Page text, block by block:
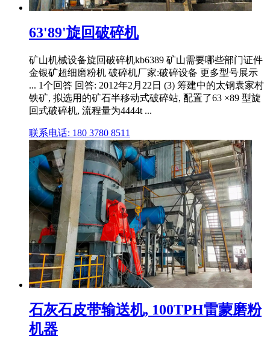
63'89'旋回破碎机
矿山机械设备旋回破碎机kb6389 矿山需要哪些部门证件
金银矿超细磨粉机 破碎机厂家:破碎设备 更多型号展示
... 1个回答 回答: 2012年2月22日 (3) 筹建中的太钢袁家村
铁矿, 拟选用的矿石半移动式破碎站, 配置了63 ×89 型旋
回式破碎机, 流程量为4444t ...
联系电话: 180 3780 8511
石灰石皮带输送机, 100TPH雷蒙磨粉
机器